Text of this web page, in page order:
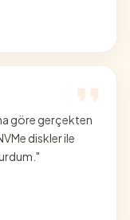
göre gerçekten
diskler ile
"